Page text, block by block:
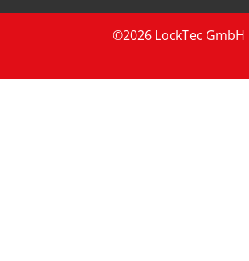
©2026 LockTec GmbH